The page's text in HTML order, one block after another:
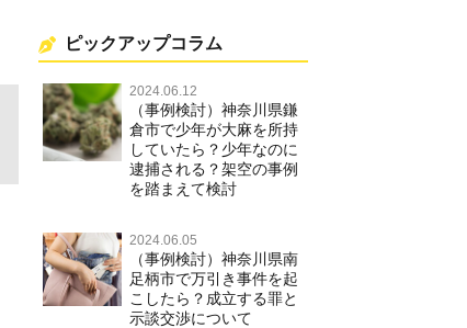
ピックアップコラム
2024.06.12
（事例検討）神奈川県鎌
倉市で少年が大麻を所持
していたら？少年なのに
逮捕される？架空の事例
を踏まえて検討
2024.06.05
（事例検討）神奈川県南
足柄市で万引き事件を起
こしたら？成立する罪と
示談交渉について